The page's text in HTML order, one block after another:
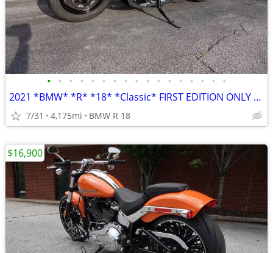
• • • • • • • • • • • • • • • • •
2021 *BMW* *R* *18* *Classic* FIRST EDITION ONLY 4,100 MILES
7/31 4,175mi BMW R 18
$16,900